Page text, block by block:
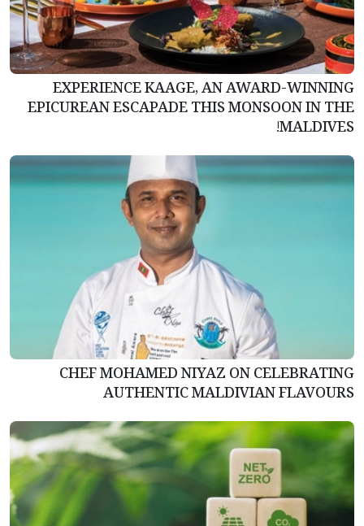
EXPERIENCE KAAGE, AN AWARD-WINNING
EPICUREAN ESCAPADE THIS MONSOON IN THE
MALDIVES!
CHEF MOHAMED NIYAZ ON CELEBRATING
AUTHENTIC MALDIVIAN FLAVOURS